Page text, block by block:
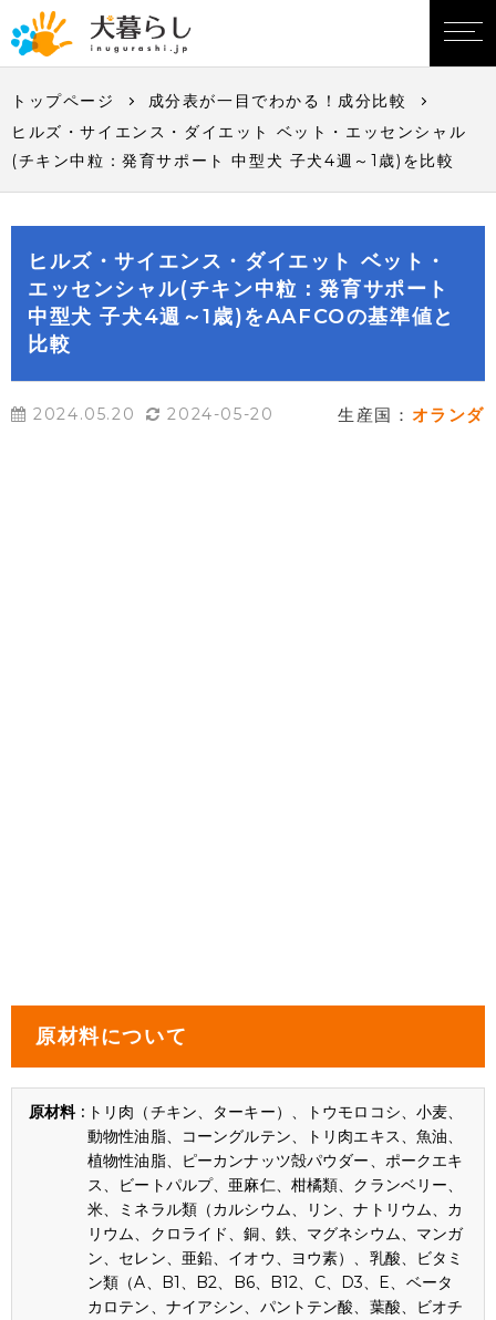
トップページ
成分表が一目でわかる！成分比較
ヒルズ・サイエンス・ダイエット ベット・エッセンシャル
(チキン中粒：発育サポート 中型犬 子犬4週～1歳)を比較
ヒルズ・サイエンス・ダイエット ベット・
エッセンシャル(チキン中粒：発育サポート
中型犬 子犬4週～1歳)をAAFCOの基準値と
比較
2024.05.20 2024-05-20 生産国： オランダ
原材料について
トリ肉（チキン、ターキー）、トウモロコシ、小麦、
動物性油脂、コーングルテン、トリ肉エキス、魚油、
植物性油脂、ピーカンナッツ殻パウダー、ポークエキ
ス、ビートパルプ、亜麻仁、柑橘類、クランベリー、
米、ミネラル類（カルシウム、リン、ナトリウム、カ
リウム、クロライド、銅、鉄、マグネシウム、マンガ
ン、セレン、亜鉛、イオウ、ヨウ素）、乳酸、ビタミ
ン類（A、B1、B2、B6、B12、C、D3、E、ベータ
カロテン、ナイアシン、パントテン酸、葉酸、ビオチ